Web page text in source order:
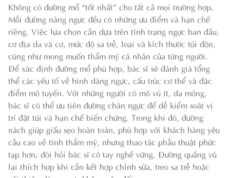
Không có đường mổ “tốt nhất” cho tất cả mọi trường hợp.
Mỗi đường nâng ngực đều có những ưu điểm và hạn chế
riêng. Việc lựa chọn cần dựa trên tình trạng ngực ban đầu,
cơ địa da và cơ, mức độ sa trễ, loại và kích thước túi độn,
cũng như mong muốn thẩm mỹ cá nhân của từng người.
Để xác định đường mổ phù hợp, bác sĩ sẽ đánh giá tổng
thể các yếu tố về hình dáng ngực, cấu trúc cơ thể và đặc
điểm mô tuyến. Với những người có mô vú ít, da mỏng,
bác sĩ có thể ưu tiên đường chân ngực để dễ kiểm soát vị
trí đặt túi và hạn chế biến chứng. Trong khi đó, đường
nách giúp giấu sẹo hoàn toàn, phù hợp với khách hàng yêu
cầu cao về tính thẩm mỹ, nhưng thao tác phẫu thuật phức
tạp hơn, đòi hỏi bác sĩ có tay nghề vững. Đường quầng vú
lại thích hợp khi cần kết hợp chỉnh sửa, treo sa trễ hoặc